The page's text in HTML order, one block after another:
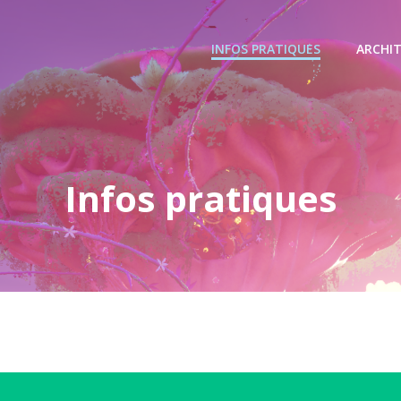
INFOS PRATIQUES
Infos pratiques